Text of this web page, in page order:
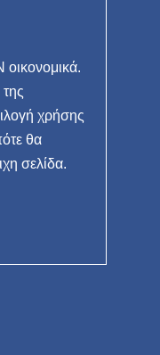
χρήσης
θα
σελίδα.